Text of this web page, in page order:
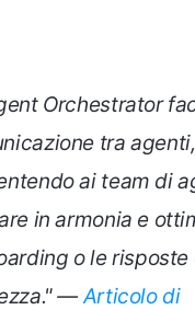
Orchestrator
tra agenti,
ai team di
in armonia e
o le risposte
—Articolo di